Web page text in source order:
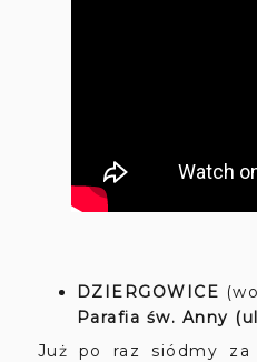
DZIERGOWICE
Parafia św. Anny
Już po raz siódmy za